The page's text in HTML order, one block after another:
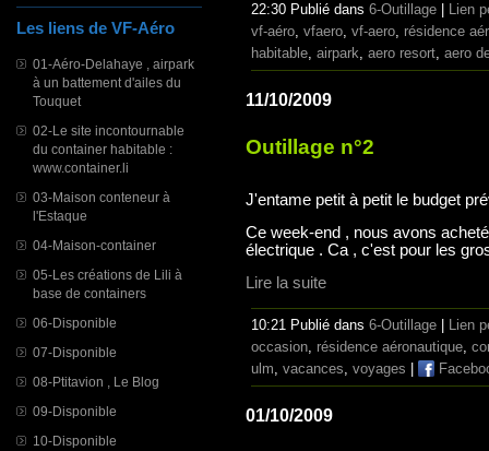
Les liens de VF-Aéro
01-Aéro-Delahaye , airpark
à un battement d'ailes du
Touquet
02-Le site incontournable
du container habitable :
www.container.li
03-Maison conteneur à
l'Estaque
04-Maison-container
05-Les créations de Lili à
base de containers
06-Disponible
07-Disponible
08-Ptitavion , Le Blog
09-Disponible
10-Disponible
22:30 Publié dans 6-Outillage
Lien
vf-aéro, vfaero, vf-aero, résidence
habitable, airpark, aero resort, aero
11/10/2009
Outillage n°2
J'entame petit à petit le budget
Ce week-end , nous avons
électrique . Ca , c'est pour les
Lire la suite
10:21 Publié dans 6-Outillage
Lien
occasion, résidence aéronautique,
ulm, vacances, voyages
01/10/2009